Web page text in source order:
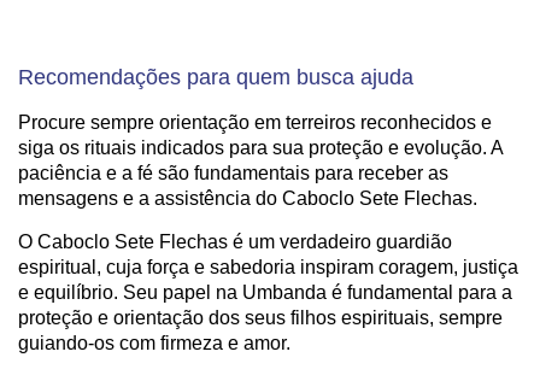
Recomendações para quem busca ajuda
Procure sempre orientação em terreiros reconhecidos e
siga os rituais indicados para sua proteção e evolução. A
paciência e a fé são fundamentais para receber as
mensagens e a assistência do Caboclo Sete Flechas.
O Caboclo Sete Flechas é um verdadeiro guardião
espiritual, cuja força e sabedoria inspiram coragem, justiça
e equilíbrio. Seu papel na Umbanda é fundamental para a
proteção e orientação dos seus filhos espirituais, sempre
guiando-os com firmeza e amor.